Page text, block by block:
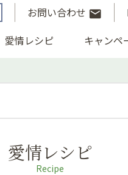
愛情レシピ キャンペ
お問い合わせ email
愛情レシピ
Recipe